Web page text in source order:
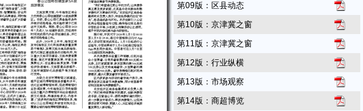
第09版：区县动态
第10版：京津冀之窗
第11版：京津冀之窗
第12版：行业纵横
第13版：市场观察
第14版：商超博览